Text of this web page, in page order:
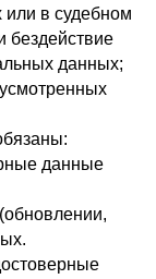
или в судебном
бездействие
данных;
данные